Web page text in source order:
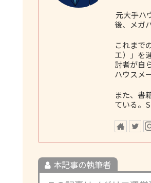
元大手ハ
後、メガ
これまで
エ）」を
討者が自
ハウスメ
また、書
ている。
本記事の執筆者